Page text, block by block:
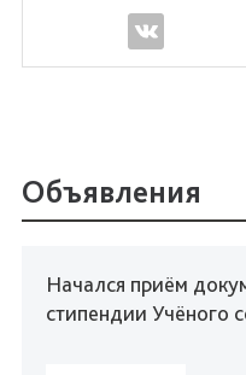
Объявления
Начался приём
стипендии Учёного